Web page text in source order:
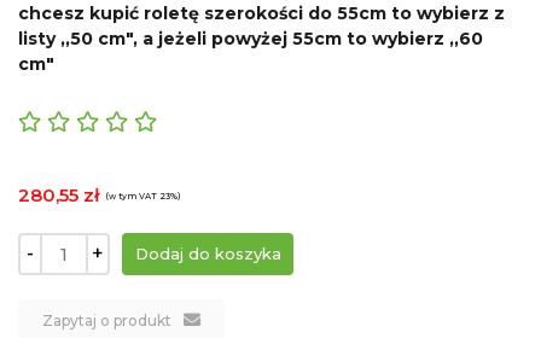
chcesz kupić roletę szerokości do 55cm to wybierz z
listy ,,50 cm", a jeżeli powyżej 55cm to wybierz ,,60
cm"
280,55 zł (w tym VAT 23%)
- +
Zapytaj o produkt